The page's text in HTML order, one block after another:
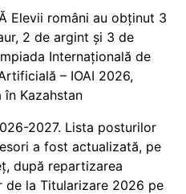
Elevii români au obținut 3
2 de argint și 3 de
Internațională de
– IOAI 2026,
în Kazahstan
2027. Lista posturilor
a fost actualizată, pe
după repartizarea
de la Titularizare 2026 pe